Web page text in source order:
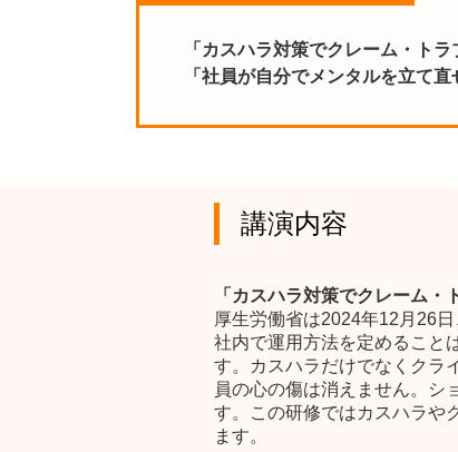
「カスハラ対策でクレーム・ト
「社員が自分でメンタルを立て
講演内容
「カスハラ対策でクレーム
厚生労働省は2024年12月26
社内で運用方法を定めること
す。カスハラだけでなくクラ
員の心の傷は消えません。シ
す。この研修ではカスハラや
ます。